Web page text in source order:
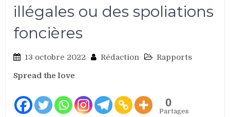
illégales ou des spoliations
foncières
13 octobre 2022 Rédaction
Rapports
Spread the love
0
Partages